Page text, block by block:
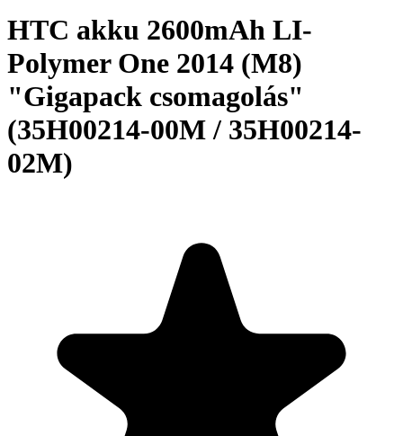
HTC akku 2600mAh LI-
Polymer One 2014 (M8)
"Gigapack csomagolás"
(35H00214-00M / 35H00214-
02M)